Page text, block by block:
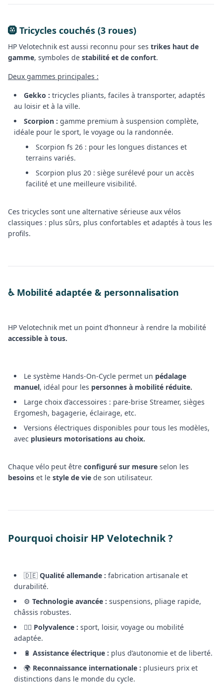
🛞 Tricycles couchés (3 roues)
HP Velotechnik est aussi reconnu pour ses trikes haut de
gamme, symboles de stabilité et de confort.
Deux gammes principales :
Gekko : tricycles pliants, faciles à transporter, adaptés
au loisir et à la ville.
Scorpion : gamme premium à suspension complète,
idéale pour le sport, le voyage ou la randonnée.
Scorpion fs 26 : pour les longues distances et
terrains variés.
Scorpion plus 20 : siège surélevé pour un accès
facilité et une meilleure visibilité.
Ces tricycles sont une alternative sérieuse aux vélos
classiques : plus sûrs, plus confortables et adaptés à tous les
profils.
♿ Mobilité adaptée & personnalisation
HP Velotechnik met un point d’honneur à rendre la mobilité
accessible à tous.
Le système Hands-On-Cycle permet un pédalage
manuel, idéal pour les personnes à mobilité réduite.
Large choix d’accessoires : pare-brise Streamer, sièges
Ergomesh, bagagerie, éclairage, etc.
Versions électriques disponibles pour tous les modèles,
avec plusieurs motorisations au choix.
Chaque vélo peut être configuré sur mesure selon les
besoins et le style de vie de son utilisateur.
Pourquoi choisir HP Velotechnik ?
🇩🇪 Qualité allemande : fabrication artisanale et
durabilité.
⚙️ Technologie avancée : suspensions, pliage rapide,
châssis robustes.
🚴‍♀️ Polyvalence : sport, loisir, voyage ou mobilité
adaptée.
🔋 Assistance électrique : plus d’autonomie et de liberté.
🌍 Reconnaissance internationale : plusieurs prix et
distinctions dans le monde du cycle.